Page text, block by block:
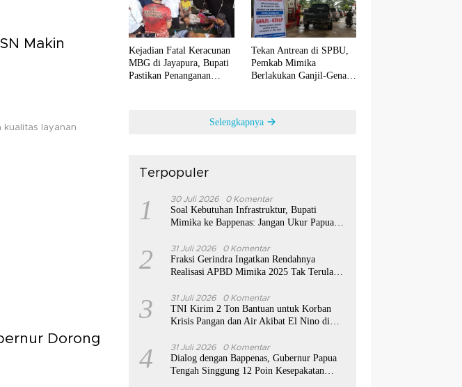
Makin
kualitas layanan
Dorong
Kejadian Fatal Keracunan
MBG di Jayapura, Bupati
Pastikan Penanganan
Tekan Antrean di SPBU,
Pemkab Mimika
Berlakukan Ganjil-Genap
Selengkapnya
Terpopuler
1 30 Juli 2026 0 Komentar
Soal Kebutuhan Infrastruktur, Bupati
Mimika ke Bappenas: Jangan Ukur Papua
2 31 Juli 2026 0 Komentar
Fraksi Gerindra Ingatkan Rendahnya
Realisasi APBD Mimika 2025 Tak Terulang
3 31 Juli 2026 0 Komentar
TNI Kirim 2 Ton Bantuan untuk Korban
Krisis Pangan dan Air Akibat El Nino di
4 31 Juli 2026 0 Komentar
Dialog dengan Bappenas, Gubernur Papua
Tengah Singgung 12 Poin Kesepakatan